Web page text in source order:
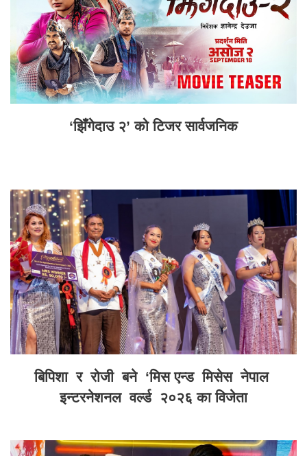
‘झिँगेदाउ २’ को टिजर सार्वजनिक
बिपिशा र रोजी बने ‘मिस एन्ड मिसेस नेपाल
इन्टरनेशनल वर्ल्ड २०२६ का विजेता